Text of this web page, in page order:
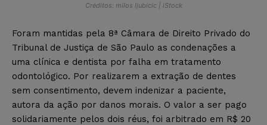
Créditos: milos ljubicic | iStock
Foram mantidas pela 8ª Câmara de Direito Privado do
Tribunal de Justiça de São Paulo as condenações a
uma clínica e dentista por falha em tratamento
odontológico. Por realizarem a extração de dentes
sem consentimento, devem indenizar a paciente,
autora da ação por danos morais. O valor a ser pago
solidariamente pelos dois réus, foi arbitrado em R$ 20